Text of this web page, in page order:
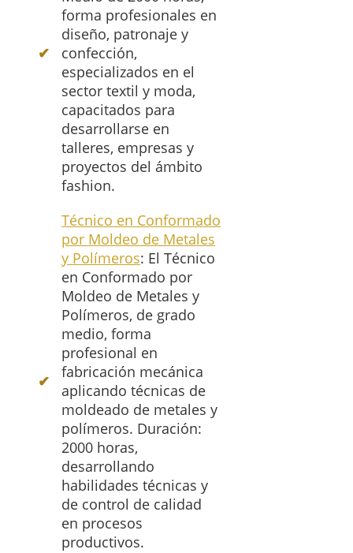
forma profesionales en
diseño, patronaje y
confección,
especializados en el
sector textil y moda,
capacitados para
desarrollarse en
talleres, empresas y
proyectos del ámbito
fashion.
Técnico en Conformado
por Moldeo de Metales
y Polímeros: El Técnico
en Conformado por
Moldeo de Metales y
Polímeros, de grado
medio, forma
profesional en
fabricación mecánica
aplicando técnicas de
moldeado de metales y
polímeros. Duración:
2000 horas,
desarrollando
habilidades técnicas y
de control de calidad
en procesos
productivos.